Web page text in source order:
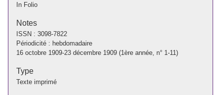
In Folio
Notes
ISSN : 3098-7822
Périodicité : hebdomadaire
16 octobre 1909-23 décembre 1909 (1ère année, n° 1-11)
Type
Texte imprimé